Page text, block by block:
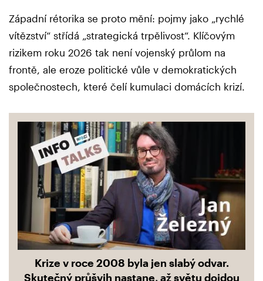
Západní rétorika se proto mění: pojmy jako „rychlé
vítězství“ střídá „strategická trpělivost“. Klíčovým
rizikem roku 2026 tak není vojenský průlom na
frontě, ale eroze politické vůle v demokratických
společnostech, které čelí kumulaci domácích krizí.
Krize v roce 2008 byla jen slabý odvar.
Skutečný průšvih nastane, až světu dojdou